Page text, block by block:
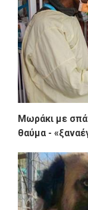
Μωράκι με
θαύμα -